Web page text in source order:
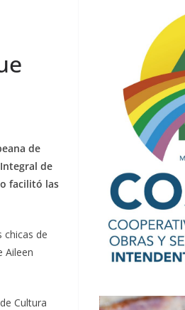
de
de
facilitó las
chicas de
Aileen
Cultura